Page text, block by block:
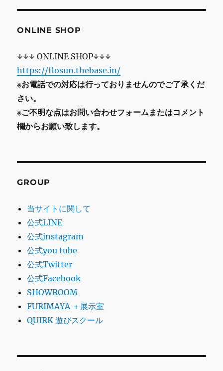
ONLINE SHOP
↓↓↓ ONLINE SHOP↓↓↓
https://flosun.thebase.in/
※お電話での対応は行っておりませんのでご了承くだ
さい。
※ご不明な点はお問い合わせフォームまたはコメント
欄からお願い致します。
GROUP
当サイトに関して
公式LINE
公式instagram
公式you tube
公式Twitter
公式Facebook
SHOWROOM
FURIMAYA ＋展示室
QUIRK 遊びスクール